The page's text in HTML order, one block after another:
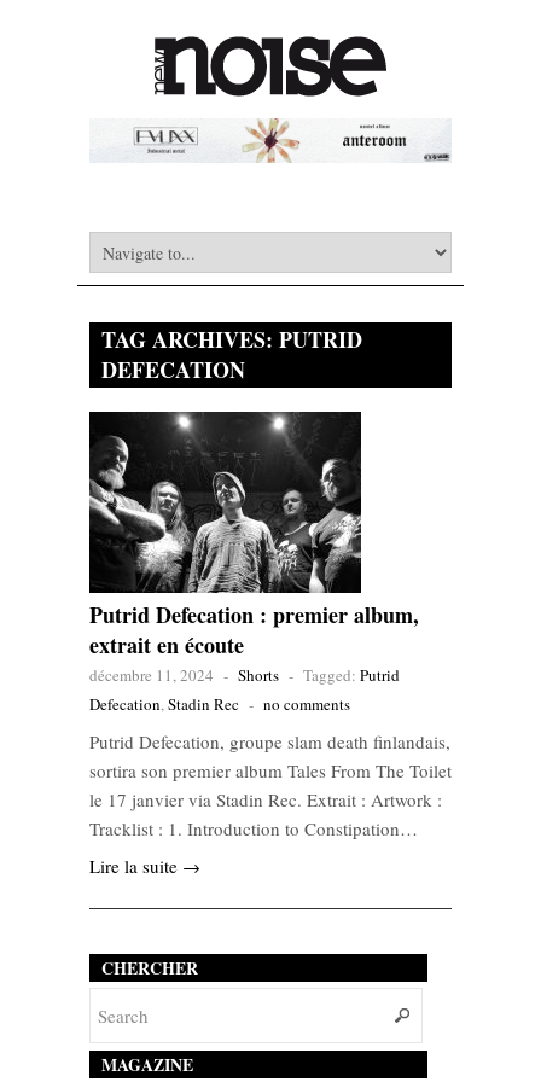
TAG ARCHIVES: PUTRID
DEFECATION
Putrid Defecation : premier album,
extrait en écoute
décembre 11, 2024 - Shorts - Tagged: Putrid
Defecation,Stadin Rec - no comments
Putrid Defecation, groupe slam death finlandais,
sortira son premier album Tales From The Toilet
le 17 janvier via Stadin Rec. Extrait : Artwork :
Tracklist : 1. Introduction to Constipation…
Lire la suite →
CHERCHER
MAGAZINE